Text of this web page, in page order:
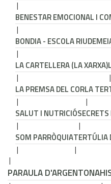
BENESTAR EMOCIONAL I
BONDIA - ESCOLA
LA CARTELLERA (LA XARXA)
LA PREMSA DEL CORLA
SALUT I NUTRICIÓ
SOM PARRÒQUIATERTÚLIA
PARAULA D'ARGENTONA